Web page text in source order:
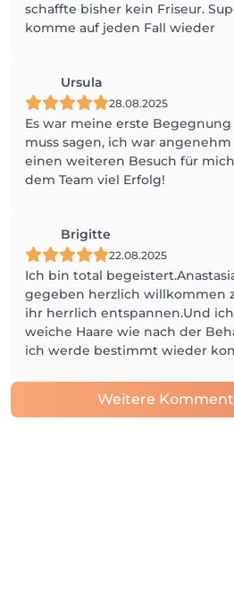
schaffte bisher kein Friseur.
komme auf jeden Fall wieder
Ursula
28.08.2025
Es war meine erste
muss sagen, ich war
einen weiteren Besuch für
dem Team viel Erfolg!
Brigitte
22.08.2025
Ich bin total
gegeben herzlich willkommen
ihr herrlich entspannen.Und
weiche Haare wie nach der
ich werde bestimmt wieder
Weitere